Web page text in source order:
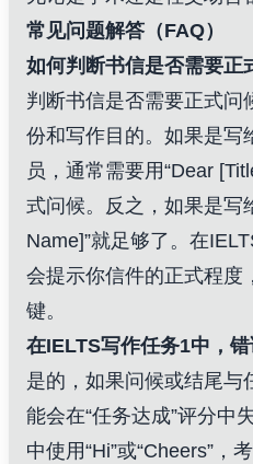
常见问题解答（FAQ）
如何判断书信是否需要正
判断书信是否需要正式问
份和写作目的。如果是写
员，通常需要用“Dear
式问候。反之，如果是写
Name]”就足够了。在
会提示你信件的正式程度
键。
在IELTS写作任务1中，
是的，如果问候或结尾与
能会在“任务达成”评分中
中使用“Hi”或“Cheers”，